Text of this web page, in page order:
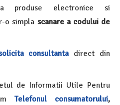
produse electronice si
o simpla scanare a codului de
consultanta direct din
de Informatii Utile Pentru
Telefonul consumatorului,